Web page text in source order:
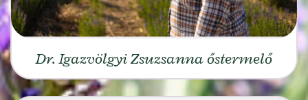
Dr. Igazvölgyi Zsuzsanna őstermelő